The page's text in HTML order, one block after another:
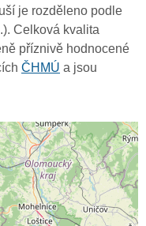
je rozděleno podle
Celková kvalita
příznivě hodnocené
ČHMÚ a jsou